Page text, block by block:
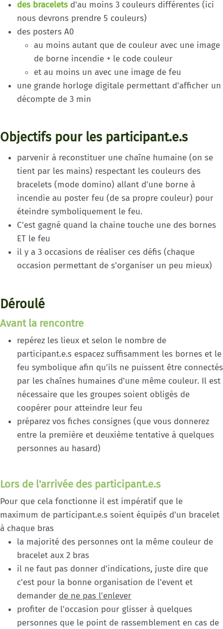
des bracelets d'au moins 3 couleurs différentes (ici
nous devrons prendre 5 couleurs)
des posters A0
au moins autant que de couleur avec une image
de borne incendie + le code couleur
et au moins un avec une image de feu
une grande horloge digitale permettant d'afficher un
décompte de 3 min
Objectifs pour les participant.e.s
parvenir à reconstituer une chaîne humaine (on se
tient par les mains) respectant les couleurs des
bracelets (mode domino) allant d'une borne à
incendie au poster feu (de sa propre couleur) pour
éteindre symboliquement le feu.
C'est gagné quand la chaine touche une des bornes
ET le feu
il y a 3 occasions de réaliser ces défis (chaque
occasion permettant de s'organiser un peu mieux)
Déroulé
Avant la rencontre
repérez les lieux et selon le nombre de
participant.e.s espacez suffisamment les bornes et le
feu symbolique afin qu'ils ne puissent être connectés
par les chaînes humaines d'une même couleur. Il est
nécessaire que les groupes soient obligés de
coopérer pour atteindre leur feu
préparez vos fiches consignes (que vous donnerez
entre la première et deuxième tentative à quelques
personnes au hasard)
Lors de l'arrivée des participant.e.s
Pour que cela fonctionne il est impératif que le
maximum de participant.e.s soient équipés d'un bracelet
à chaque bras
la majorité des personnes ont la même couleur de
bracelet aux 2 bras
il ne faut pas donner d'indications, juste dire que
c'est pour la bonne organisation de l'event et
demander de ne pas l'enlever
profiter de l'occasion pour glisser à quelques
personnes que le point de rassemblement en cas de